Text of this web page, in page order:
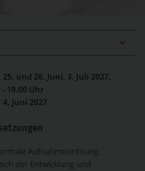
und 26. Juni, 3. Juli 2027,
19.00 Uhr
Juni 2027
Aufnahmeordnung.
der Entwicklung und